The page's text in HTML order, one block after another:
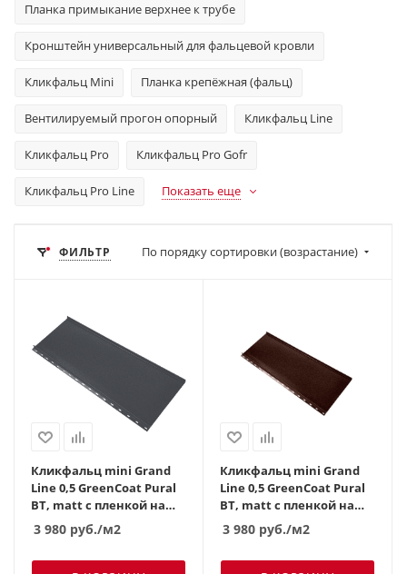
Планка примыкание верхнее к трубе
Кронштейн универсальный для фальцевой кровли
Кликфальц Mini Планка крепёжная (фальц)
Вентилируемый прогон опорный Кликфальц Line
Кликфальц Pro Кликфальц Pro Gofr
Кликфальц Pro Line Показать еще
ФИЛЬТР По порядку сортировки (возрастание)
Кликфальц mini Grand
Line 0,5 GreenCoat Pural
BT, matt с пленкой на
замках RR2Н3 (RAL 7016
антрацитово-серый)
3 980 руб./м2
Кликфальц mini Grand
Line 0,5 GreenCoat Pural
BT, matt с пленкой на
замках RR 887
шоколадно-коричневый
(RAL 8017 шоколад)
3 980 руб./м2